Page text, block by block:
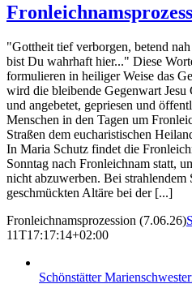
"Gottheit tief verborgen, betend
bist Du wahrhaft hier..." Diese
formulieren in heiliger Weise das
wird die bleibende Gegenwart
und angebetet, gepriesen und
Menschen in den Tagen um
Straßen dem eucharistischen
In Maria Schutz findet die
Sonntag nach Fronleichnam statt,
nicht abzuwerben. Bei strahlendem
geschmückten Altäre bei der [...]
Fronleichnamsprozession (7.06.26)
11T17:17:14+02:00
Schönstätter